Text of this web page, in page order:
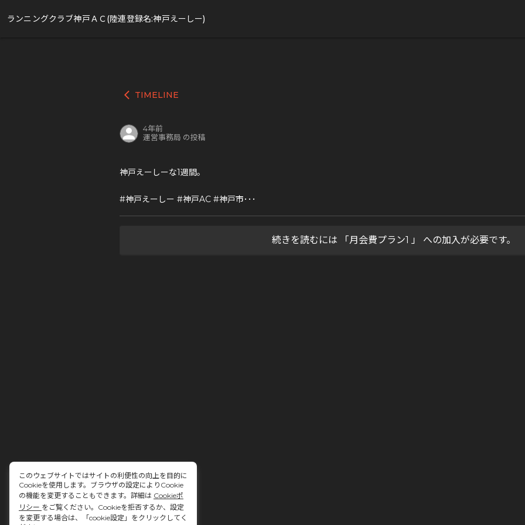
ランニングクラブ神戸ＡＣ(陸連登録名:神戸えーしー)
arrow_back_ios TIMELINE
4年前
運営事務局 の投稿
神戸えーしーな1週間。
#神戸えーしー #神戸AC #神戸市･･･
続きを読むには 「月会費プラン1 」 への加入が必要です。
このウェブサイトではサイトの利便性の向上を目的に
Cookieを使用します。ブラウザの設定によりCookie
の機能を変更することもできます。詳細は Cookieポ
リシー をご覧ください。Cookieを拒否するか、設定
を変更する場合は、「cookie設定」をクリックしてく